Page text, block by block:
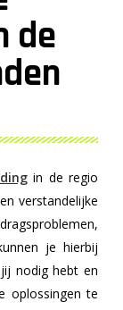
de
in de regio
verstandelijke
je hierbij
nodig hebt en
oplossingen te